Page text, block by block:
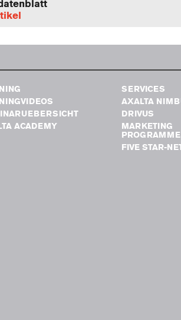
ACADEMY
SERVICES
AXALTA
DRIVUS
MARKETING
FIVE STAR-